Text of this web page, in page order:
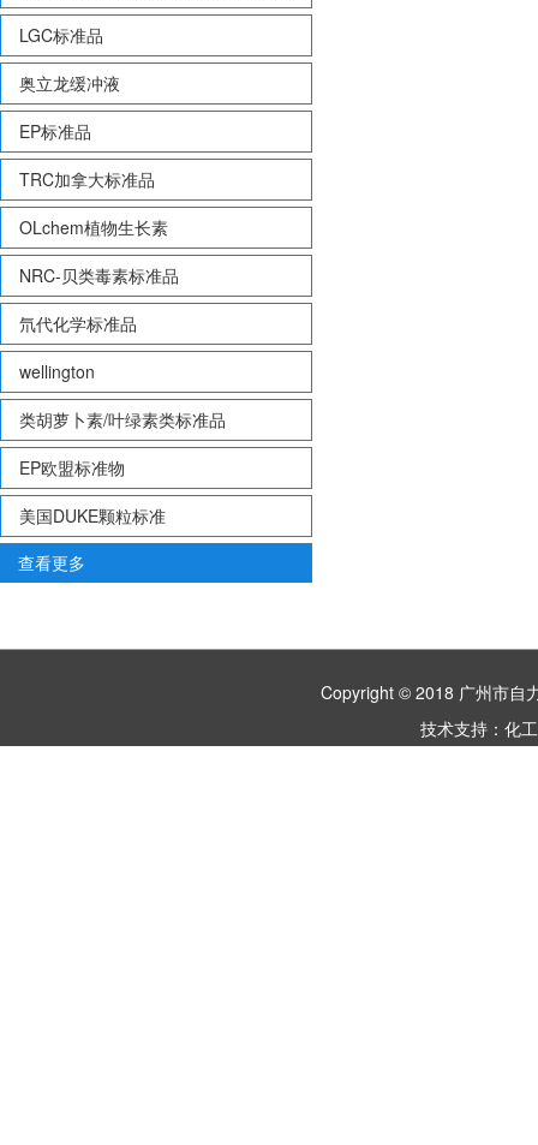
LGC标准品
奥立龙缓冲液
EP标准品
TRC加拿大标准品
OLchem植物生长素
NRC-贝类毒素标准品
氘代化学标准品
wellington
类胡萝卜素/叶绿素类标准品
EP欧盟标准物
美国DUKE颗粒标准
查看更多
Copyright © 2018 广州市
技术支持： 化